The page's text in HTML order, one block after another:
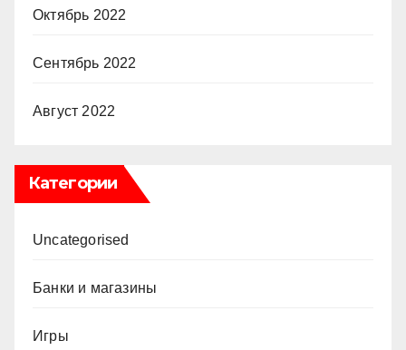
Октябрь 2022
Сентябрь 2022
Август 2022
Категории
Uncategorised
Банки и магазины
Игры